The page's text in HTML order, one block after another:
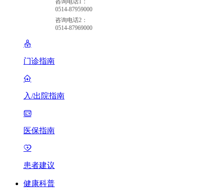
0514-87959000
咨询电话2：
0514-87969000
门诊指南
入/出院指南
医保指南
患者建议
健康科普